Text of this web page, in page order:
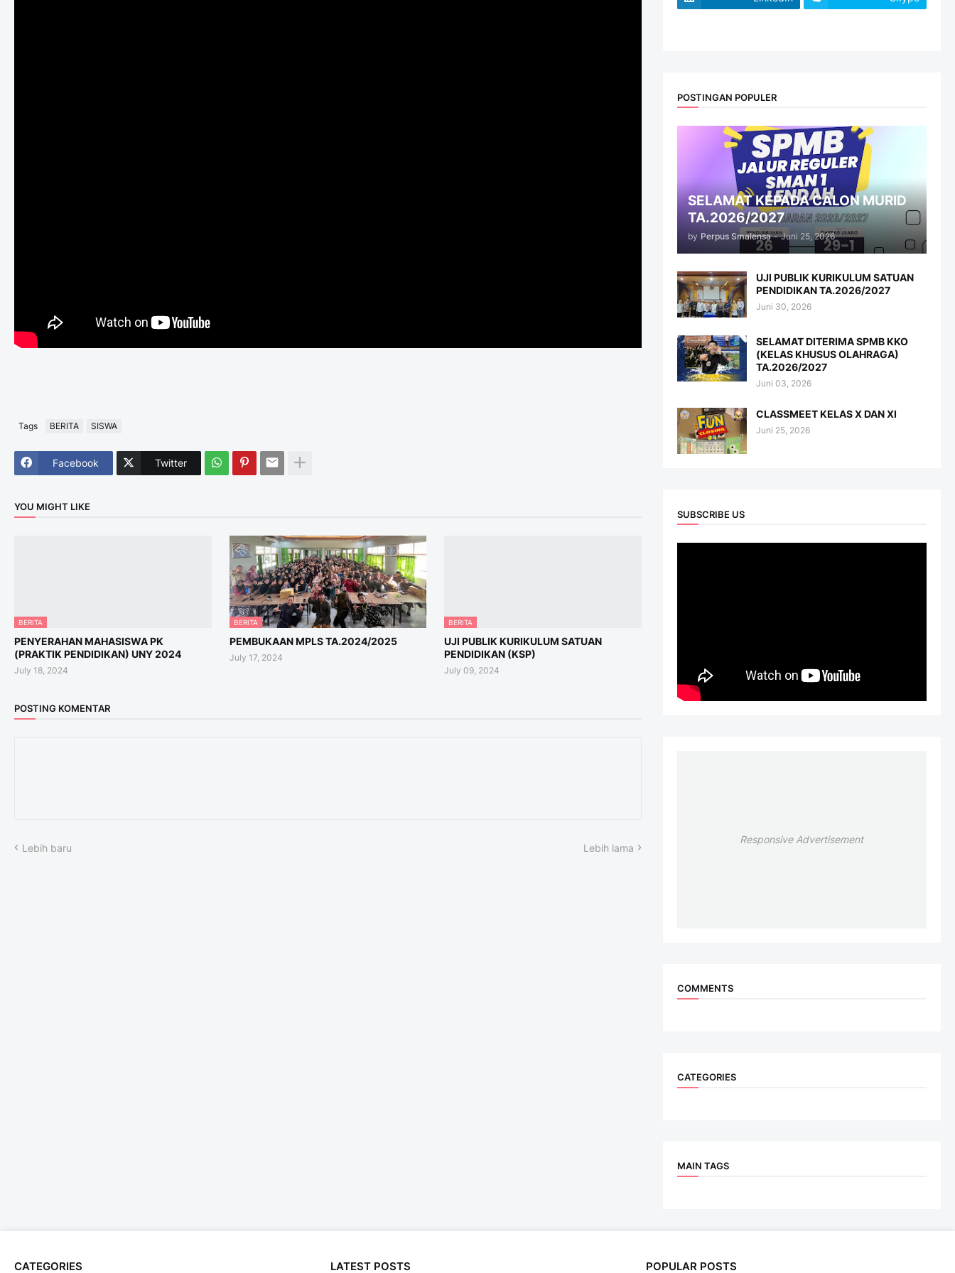
Tags BERITA SISWA
Facebook Twitter
YOU MIGHT LIKE
BERITA
PENYERAHAN MAHASISWA PK
(PRAKTIK PENDIDIKAN) UNY 2024
July 18, 2024
BERITA
PEMBUKAAN MPLS TA.2024/2025
July 17, 2024
BERITA
UJI PUBLIK KURIKULUM SATUAN
PENDIDIKAN (KSP)
July 09, 2024
POSTING KOMENTAR
Lebih baru Lebih lama
POSTINGAN POPULER
SELAMAT KEPADA CALON MURID
TA.2026/2027
by Perpus Smalensa - Juni 25, 2026
UJI PUBLIK KURIKULUM SATUAN
PENDIDIKAN TA.2026/2027
Juni 30, 2026
SELAMAT DITERIMA SPMB KKO
(KELAS KHUSUS OLAHRAGA)
TA.2026/2027
Juni 03, 2026
CLASSMEET KELAS X DAN XI
Juni 25, 2026
SUBSCRIBE US
Responsive Advertisement
COMMENTS
CATEGORIES
MAIN TAGS
CATEGORIES LATEST POSTS POPULAR POSTS